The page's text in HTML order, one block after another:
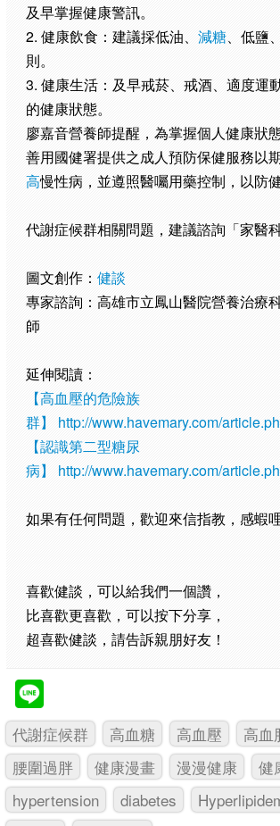
及早掌握健康警訊。
2. 健康飲食：建議採低油、 減糖、低鹽
則。
3. 健康生活：及早戒菸、戒酒、適度運
的健康狀態。
廖嘉音營養師提醒，為掌握個人健康狀
善用國健署提供之成人預防保健服務以
高慢性病，並遵照醫囑用藥控制，以防
代謝症候群相關問題，建議諮詢「家醫
圖文創作： 健談
專家諮詢：高雄市立鳳山醫院營養治療
師
延伸閱讀：
【高血壓的危險族
群】
http://www.havemary.com/
【認識第二型糖尿
病】
http://www.havemary.com/
如果有任何問題，歡迎來信指教，感蝦
喜歡健談，可以給我們一個讚，
比喜歡更喜歡，可以按下分享，
超喜歡健談，請告訴親朋好友！
代謝症候群 高血糖 高血壓 高血
腰圍過胖
健康漫畫 漫漫健康
健
hypertension
diabetes